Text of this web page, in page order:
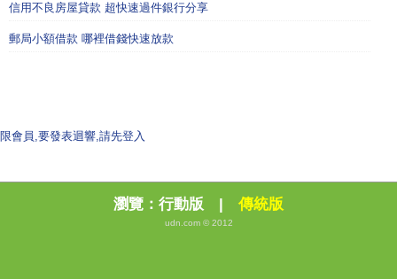
信用不良房屋貸款 超快速過件銀行分享
郵局小額借款 哪裡借錢快速放款
限會員,要發表迴響,請先登入
瀏覽： 行動版 | 傳統版
udn.com © 2012